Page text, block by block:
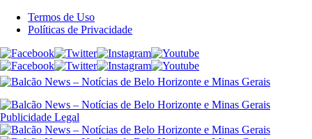
Termos de Uso
Políticas de Privacidade
Publicidade Legal